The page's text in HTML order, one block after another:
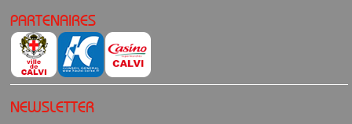
PARTENAIRES
NEWSLETTER